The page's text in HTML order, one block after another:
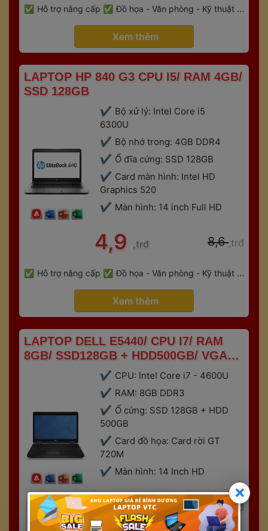
Hỗ trợ nâng cấp
Đồ họa - Văn phòng - Kỹ thuật -
Xem thêm
LAPTOP HP 840 G3 CPU I5/ RAM 4GB/
SSD 128GB
Bộ xử lý: Intel Core i5
6300U
Bộ nhớ trong: 4GB DDR4
Ổ đĩa cứng: SSD 128GB
Card màn hình: Intel HD
Graphics 520
Màn hình: 14 inch Full HD
4,9 ,trđ 8,6 ,trđ
Hỗ trợ nâng cấp
Đồ họa - Văn phòng - Kỹ thuật -
Xem thêm
LAPTOP DELL E5440/ CPU I7/ RAM
8GB/ SSD128GB + HDD500GB/ VGA
CPU: Intel Core i7 - 4600U
RAM: 8GB DDR3
Ổ cứng: SSD 128GB + HDD
500GB
Card đồ họa: Card rời GT
720M
Màn hình: 14 Inch HD
5,3 ,trđ 9,3 ,trđ